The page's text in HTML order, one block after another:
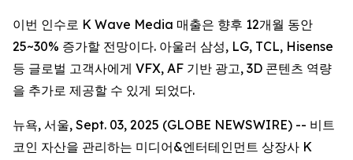
이번 인수로 K Wave Media 매출은 향후 12개월 동안
25~30% 증가할 전망이다. 아울러 삼성, LG, TCL, Hisense
등 글로벌 고객사에게 VFX, AF 기반 광고, 3D 콘텐츠 역량
을 추가로 제공할 수 있게 되었다.
뉴욕, 서울, Sept. 03, 2025 (GLOBE NEWSWIRE) -- 비트
코인 자산을 관리하는 미디어&엔터테인먼트 상장사 K